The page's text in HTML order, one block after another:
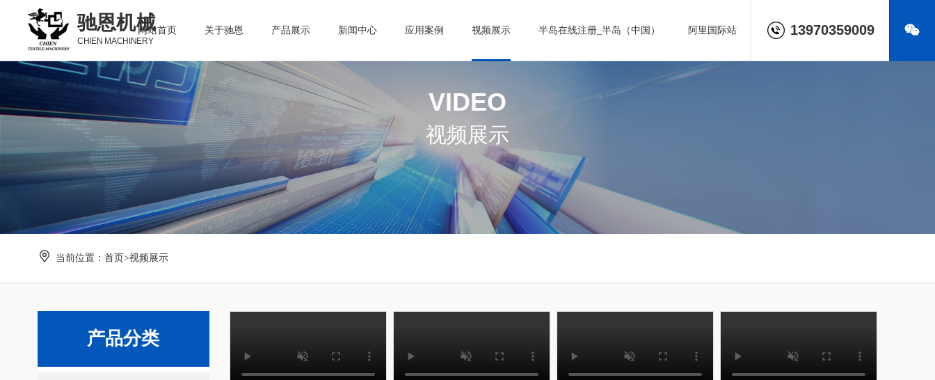
驰恩机械
CHIEN MACHINERY
网站首页 关于驰恩 产品展示 新闻中心 应用案例 视频展示 半岛在线注册_半岛（中国） 阿里国际站 13970359009
VIDEO
视频展示
当前位置： 首页>视频展示
产品分类